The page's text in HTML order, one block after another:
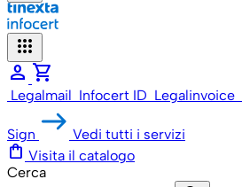
apps
person shopping_cart
Legalmail Infocert ID Legalinvoice
Sign Vedi tutti i servizi
shopping_bag Visita il catalogo
Cerca